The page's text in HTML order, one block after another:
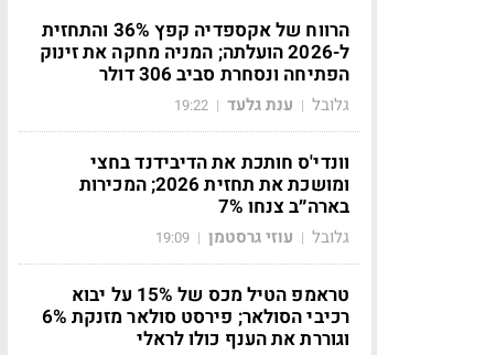
הרווח של אקספדיה קפץ 36% והתחזית
ל-2026 הועלתה; המניה מחקה את זינוק
הפתיחה ונסחרת סביב 306 דולר
גלובל | ענת גלעד |
19:22
וונדי'ס חותכת את הדיבידנד בחצי
ומושכת את תחזית 2026; המכירות
בארה״ב צנחו 7%
גלובל | עוזי גרסטמן |
19:09
טראמפ הטיל מכס של 15% על יבוא
רכיבי הסולאר; פירסט סולאר מזנקת 6%
וגוררת את הענף כולו לראלי